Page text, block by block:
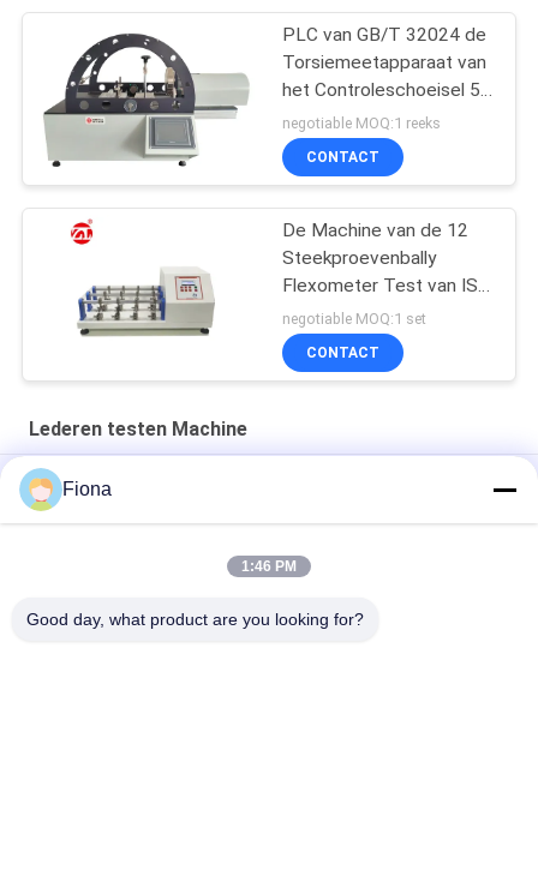
PLC van GB/T 32024 de
Torsiemeetapparaat van
het Controleschoeisel 50
NM Capaciteits
negotiable MOQ:1 reeks
CONTACT
De Machine van de 12
Steekproevenbally
Flexometer Test van ISO
108 voor Stof/Leer
negotiable MOQ:1 set
CONTACT
Lederen testen Machine
8 van het het Meetapparaattouche screen van de postt
Martindale Schuring Vertoning 2 Tellende Methode
Fiona
1:46 PM
Good day, what product are you looking for?